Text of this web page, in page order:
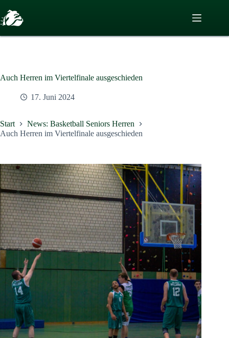
Inhalt
springen
Auch Herren im Viertelfinale ausgeschieden
17. Juni 2024
Start
News: Basketball Seniors Herren
Auch Herren im Viertelfinale ausgeschieden